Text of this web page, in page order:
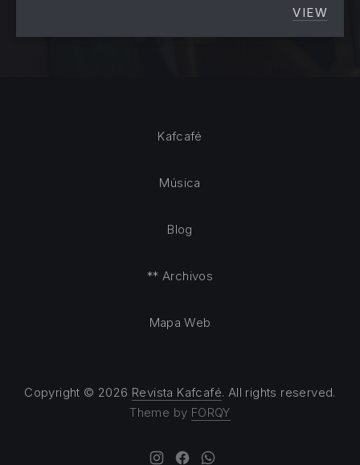
VIEW
«EL
Copyright © 2026 Revista Kafcafé. All rights reserved.
Theme by FORQY
Kafcafé
Música
Blog
** Archivos
Mapa Web